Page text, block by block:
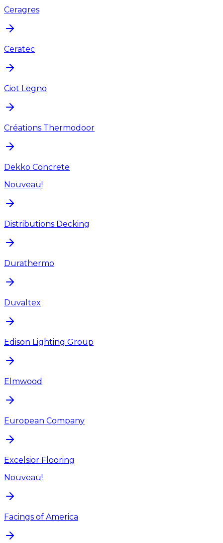
Ceragres
Ceratec
Ciot Legno
Créations Thermodoor
Dekko Concrete
Nouveau!
Distributions Decking
Durathermo
Duvaltex
Edison Lighting Group
Elmwood
European Company
Excelsior Flooring
Nouveau!
Facings of America